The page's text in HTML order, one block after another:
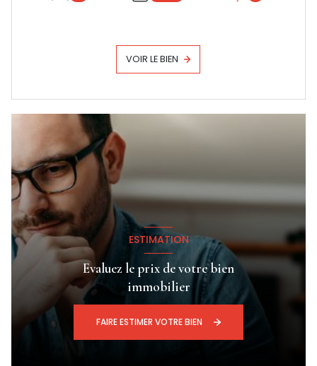
VOIR LE BIEN
ESTIMATION
Evaluez le prix de votre bien
immobilier
FAIRE ESTIMER VOTRE BIEN